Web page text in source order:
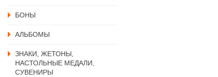
БОНЫ
АЛЬБОМЫ
ЗНАКИ, ЖЕТОНЫ,
НАСТОЛЬНЫЕ МЕДАЛИ,
СУВЕНИРЫ